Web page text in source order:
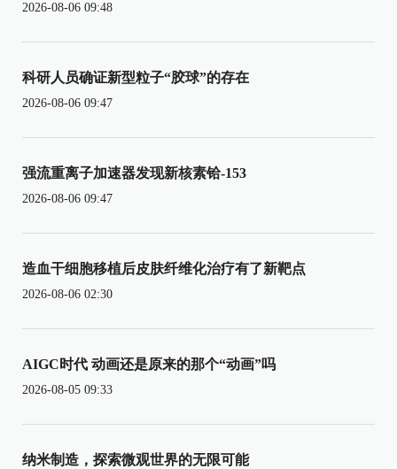
2026-08-06 09:48
科研人员确证新型粒子“胶球”的存在
2026-08-06 09:47
强流重离子加速器发现新核素铪-153
2026-08-06 09:47
造血干细胞移植后皮肤纤维化治疗有了新靶点
2026-08-06 02:30
AIGC时代 动画还是原来的那个“动画”吗
2026-08-05 09:33
纳米制造，探索微观世界的无限可能